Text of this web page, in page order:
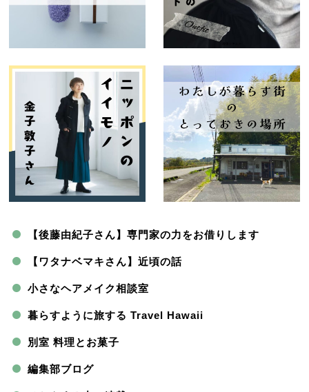
【後藤由紀子さん】専門家の力をお借りします
【ワタナベマキさん】近頃の話
小さなヘアメイク相談室
暮らすように旅する Travel Hawaii
別室 料理とお菓子
編集部ブログ